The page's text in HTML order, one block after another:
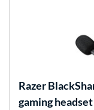
Razer
gaming headset